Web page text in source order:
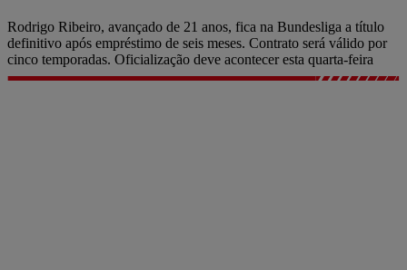
Rodrigo Ribeiro, avançado de 21 anos, fica na Bundesliga a título
definitivo após empréstimo de seis meses. Contrato será válido por
cinco temporadas. Oficialização deve acontecer esta quarta-feira